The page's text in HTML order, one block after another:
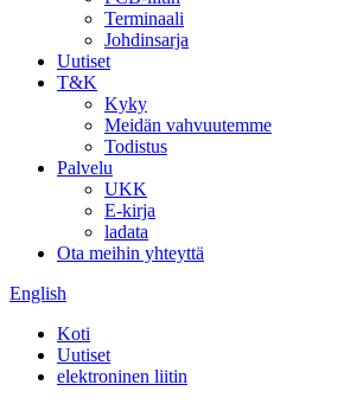
Terminaali
Johdinsarja
Uutiset
T&K
Kyky
Meidän vahvuutemme
Todistus
Palvelu
UKK
E-kirja
ladata
Ota meihin yhteyttä
English
Koti
Uutiset
elektroninen liitin